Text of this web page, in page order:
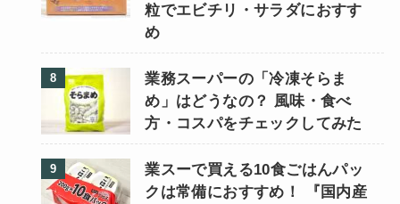
粒でエビチリ・サラダにおすす
め
業務スーパーの「冷凍そらま
め」はどうなの？ 風味・食べ
方・コスパをチェックしてみた
業スーで買える10食ごはんパッ
クは常備におすすめ！ 『国内産